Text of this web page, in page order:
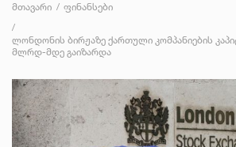
მთავარი ფინანსები
ლონდონის ბირჟაზე ქართული კომპანიების
მლრდ-მდე გაიზარდა